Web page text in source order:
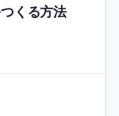
くる方法